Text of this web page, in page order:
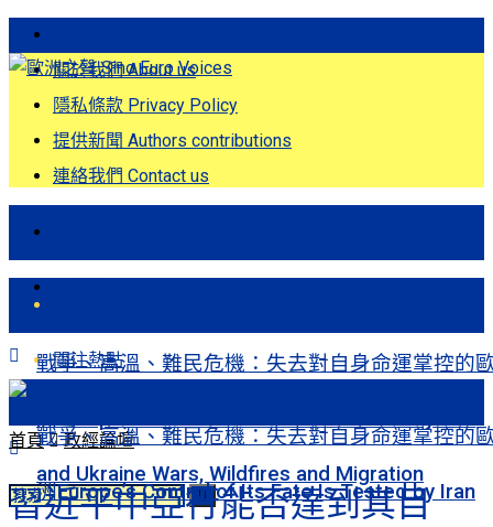
關於我們 About us
隱私條款 Privacy Policy
提供新聞 Authors contributions
連絡我們 Contact us
戰爭、高溫、難民危機：失去對自身命運掌控的
and Ukraine Wars, Wildfires and Migration
關注熱點
戰爭、高溫、難民危機：失去對自身命運掌控的
洲Europe’s Control of Its Fate Is Tested by Iran
首頁 政經論壇
習近平中亞行能否達到其目